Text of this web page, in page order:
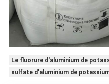
Le fluorure d'aluminium de
sulfate d'aluminium de